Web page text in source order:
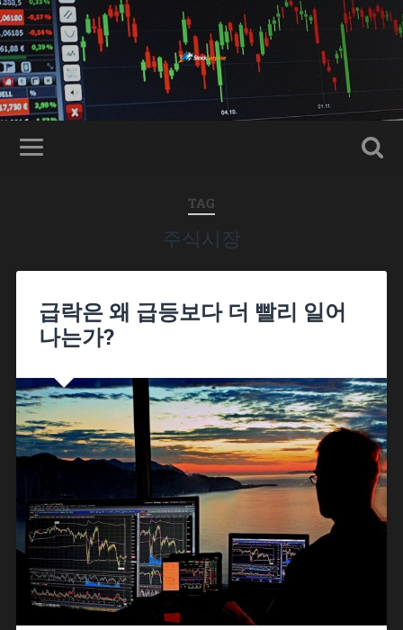
TAG
주식시장
급락은 왜 급등보다 더 빨리 일어
나는가?